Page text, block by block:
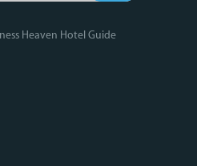
Heaven Hotel Guide